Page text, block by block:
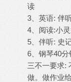
读
3、英语: 伴
4、阅读:小
5、伴听: 史
6、钢琴40分
三不一要求:
做。做作业